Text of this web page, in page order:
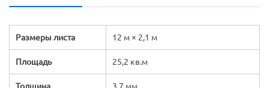
Размеры листа 12 м × 2,1 м
Площадь 25,2 кв.м
Толщина 3,7 мм